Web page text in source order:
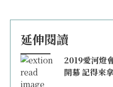
延伸閱讀
2019愛河燈
開幕 記得來